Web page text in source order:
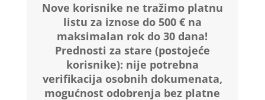
Nove korisnike ne tražimo platnu
listu za iznose do 500 € na
maksimalan rok do 30 dana!
Prednosti za stare (postojeće
korisnike): nije potrebna
verifikacija osobnih dokumenata,
mogućnost odobrenja bez platne